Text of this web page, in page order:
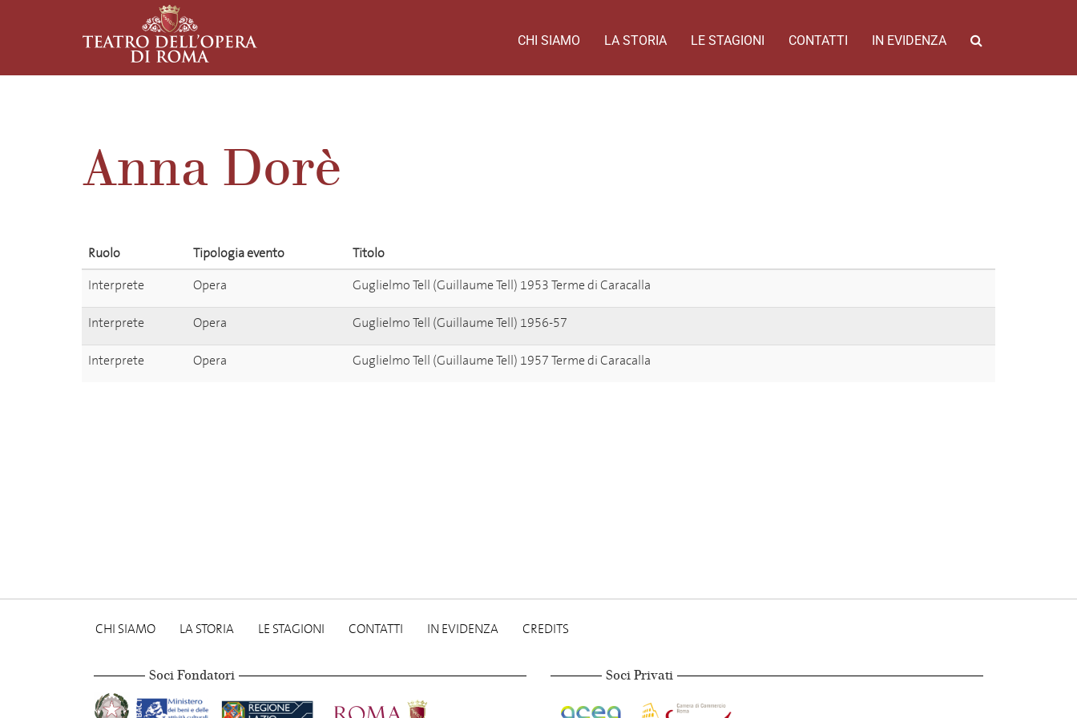
CHI SIAMO LA STORIA LE STAGIONI CONTATTI IN EVIDENZA
Anna Dorè
Ruolo Tipologia evento
Titolo
Interprete
Opera Guglielmo Tell (Guillaume Tell) 1953 Terme di Caracalla
Interprete Opera Guglielmo Tell (Guillaume Tell) 1956-57
Interprete Opera Guglielmo Tell (Guillaume Tell) 1957 Terme di Caracalla
CHI SIAMO LA STORIA LE STAGIONI CONTATTI IN EVIDENZA CREDITS
Soci Fondatori Soci Privati